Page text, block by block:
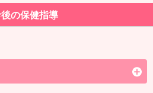
の保健指導